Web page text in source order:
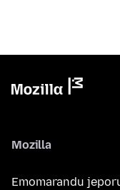
Mozilla
Emomarandu